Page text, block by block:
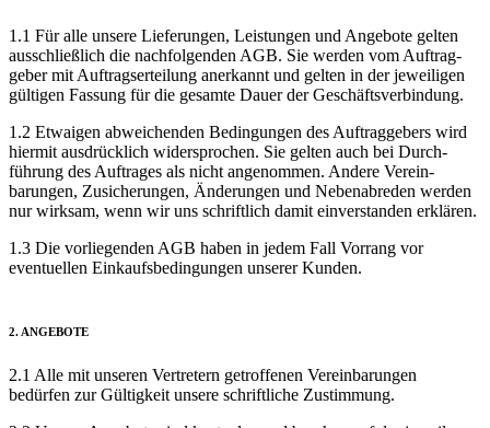
1.1 Für alle unsere Lieferungen, Leistungen und Angebote gelten
aus­schließlich die nachfolgenden AGB. Sie werden vom Auftrag­
geber mit Auftrags­erteilung anerkannt und gelten in der jeweiligen
gültigen Fassung für die gesamte Dauer der Geschäfts­verbindung.
1.2 Etwaigen abweichenden Bedingungen des Auftrag­gebers wird
hiermit ausdrücklich widersprochen. Sie gelten auch bei Durch­
führung des Auftrages als nicht ange­nommen. Andere Verein­
barungen, Zusicherungen, Änderungen und Neben­abreden werden
nur wirksam, wenn wir uns schriftlich damit einver­standen erklären.
1.3 Die vorliegenden AGB haben in jedem Fall Vorrang vor
eventuellen Einkaufs­bedingungen unserer Kunden.
2. ANGEBOTE
2.1 Alle mit unseren Vertretern getroffenen Verein­barungen
bedürfen zur Gültigkeit unsere schriftliche Zustimmung.